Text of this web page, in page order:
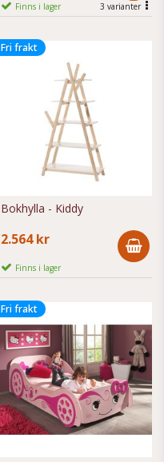
Finns i lager 3 varianter
Fri frakt
Bokhylla - Kiddy
2.564 kr
Finns i lager
Fri frakt